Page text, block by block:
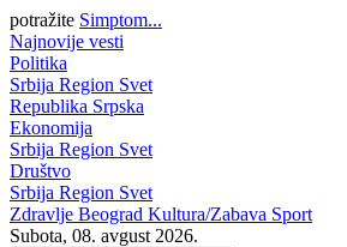
potražite Simptom...
Najnovije vesti
Politika
Srbija Region Svet
Republika Srpska
Ekonomija
Srbija Region Svet
Društvo
Srbija Region Svet
Zdravlje Beograd Kultura/Zabava Sport
Subota, 08. avgust 2026.